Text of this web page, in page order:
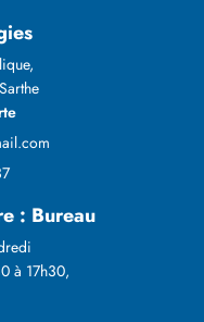
: Bureau
à 17h30,